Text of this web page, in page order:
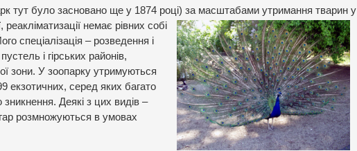
тут було засновано ще у 1874 році) за масштабами утримання тварин у
реакліматизації немає рівних собі
спеціалізація – розведення і
і гірських районів,
зони. У зоопарку утримуються
екзотичних, серед яких багато
Деякі з цих видів –
розмножуються в умовах